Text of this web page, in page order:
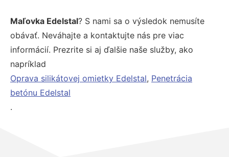
Maľovka Edelstal? S nami sa o výsledok nemusíte
obávať. Neváhajte a kontaktujte nás pre viac
informácií. Prezrite si aj ďalšie naše služby, ako
napríklad
Oprava silikátovej omietky Edelstal, Penetrácia
betónu Edelstal
.